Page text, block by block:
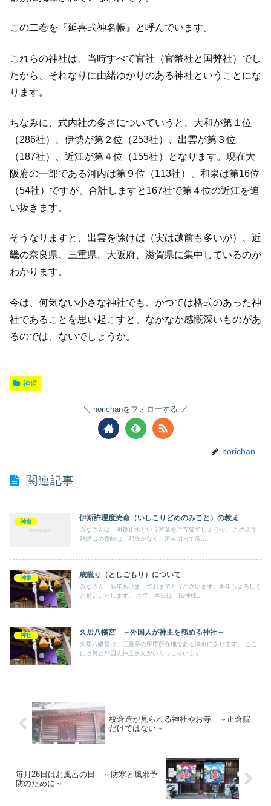
この二巻を『延喜式神名帳』と呼んでいます。
これらの神社は、当時すべて官社（官幣社と国弊社）でし
たから、それなりに由緒ゆかりのある神社ということにな
ります。
ちなみに、式内社の多さについていうと、大和が第１位
（286社）、伊勢が第２位（253社）、出雲が第３位
（187社）、近江が第４位（155社）となります。現在大
阪府の一部である河内は第９位（113社）、和泉は第16位
（54社）ですが、合計しますと167社で第４位の近江を追
い抜きます。
そうなりますと、出雲を除けば（実は越前も多いが）、近
畿の奈良県、三重県、大阪府、滋賀県に集中しているのが
わかります。
今は、何気ない小さな神社でも、かつては格式のあった神
社であることを思い起こすと、なかなか感慨深いものがあ
るのでは、ないでしょうか。
神道
norichanをフォローする
norichan
関連記事
神道 伊斯許理度売命（いしこりどめのみこと）の教え
みなさんは、明鏡止水という言葉をご存知でしょうか。 この四字
熟語はの意味は「邪念がなく、澄み切って落...
神道 歳籠り（としごもり）について
みなさん、新年あけましておまでとうございます。本年もよろしく
お願いいたします。 さて、本日は、氏神様...
神社 久居八幡宮 ～外国人が神主を務める神社～
久居八幡宮は、三重県の県庁所在地である津市にあります。 ここ
には何と外国人神主さんがいらっしゃいます...
校倉造が見られる神社やお寺 ～正倉院
だけではない～
毎月26日はお風呂の日 ～防寒と風邪予
防のために～